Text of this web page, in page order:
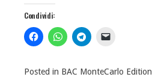
Condividi:
Posted in BAC MonteCarlo Edition